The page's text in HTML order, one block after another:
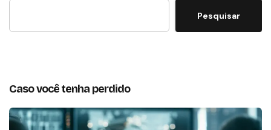
Pesquisar
Caso você tenha perdido